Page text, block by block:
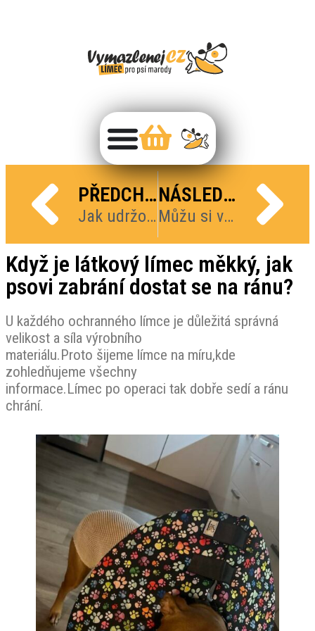
PŘEDCHOZÍ
Jak udržovat látkový pooperační límec?
NÁSLEDUJÍCÍ
Můžu si vybrat vzor zhotovení látkového pooperačního límce?
Když je látkový límec měkký, jak
psovi zabrání dostat se na ránu?
U každého ochranného límce je důležitá správná
velikost a síla výrobního
materiálu.Proto šijeme límce na míru,kde
zohledňujeme všechny
informace.Límec po operaci tak dobře sedí a ránu
chrání.